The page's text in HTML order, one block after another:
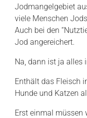
Jodmangelgebiet
viele Menschen
Auch bei den
Jod angereichert.
Na, dann ist ja alles
Enthält das Fleisch
Hunde und Katzen
Erst einmal müssen